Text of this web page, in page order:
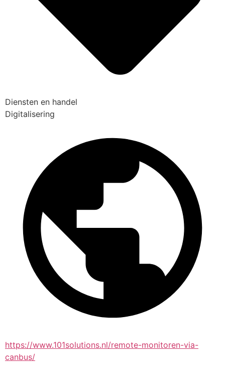
Diensten en handel
Digitalisering
https://www.101solutions.nl/remote-monitoren-via-
canbus/